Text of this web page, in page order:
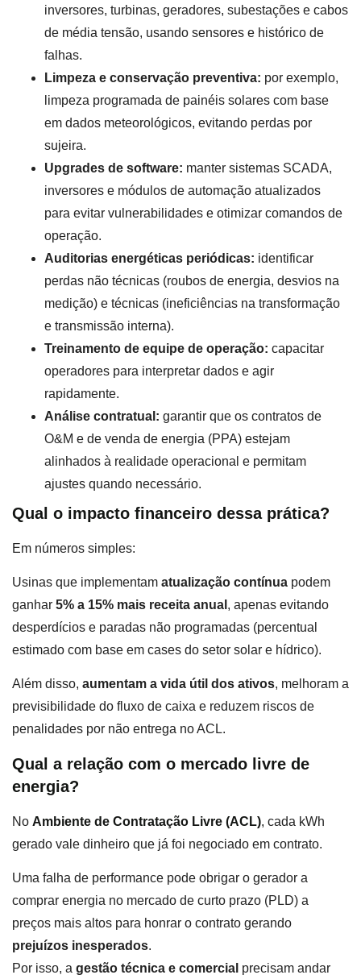
inversores, turbinas, geradores, subestações e cabos
de média tensão, usando sensores e histórico de
falhas.
Limpeza e conservação preventiva: por exemplo,
limpeza programada de painéis solares com base
em dados meteorológicos, evitando perdas por
sujeira.
Upgrades de software: manter sistemas SCADA,
inversores e módulos de automação atualizados
para evitar vulnerabilidades e otimizar comandos de
operação.
Auditorias energéticas periódicas: identificar
perdas não técnicas (roubos de energia, desvios na
medição) e técnicas (ineficiências na transformação
e transmissão interna).
Treinamento de equipe de operação: capacitar
operadores para interpretar dados e agir
rapidamente.
Análise contratual: garantir que os contratos de
O&M e de venda de energia (PPA) estejam
alinhados à realidade operacional e permitam
ajustes quando necessário.
Qual o impacto financeiro dessa prática?
Em números simples:
Usinas que implementam atualização contínua podem
ganhar 5% a 15% mais receita anual , apenas evitando
desperdícios e paradas não programadas (percentual
estimado com base em cases do setor solar e hídrico).
Além disso, aumentam a vida útil dos ativos, melhoram a
previsibilidade do fluxo de caixa e reduzem riscos de
penalidades por não entrega no ACL.
Qual a relação com o mercado livre de
energia?
No Ambiente de Contratação Livre (ACL), cada kWh
gerado vale dinheiro que já foi negociado em contrato.
Uma falha de performance pode obrigar o gerador a
comprar energia no mercado de curto prazo (PLD) a
preços mais altos para honrar o contrato gerando
prejuízos inesperados.
Por isso, a gestão técnica e comercial precisam andar